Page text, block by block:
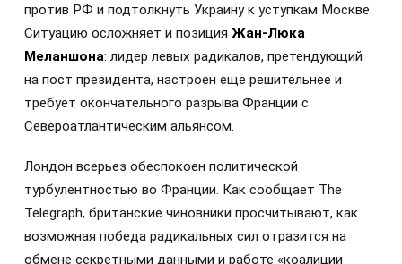
против РФ и подтолкнуть Украину к уступкам Москве.
Ситуацию осложняет и позиция Жан-Люка
Меланшона: лидер левых радикалов, претендующий
на пост президента, настроен еще решительнее и
требует окончательного разрыва Франции с
Североатлантическим альянсом.
Лондон всерьез обеспокоен политической
турбулентностью во Франции. Как сообщает The
Telegraph, британские чиновники просчитывают, как
возможная победа радикальных сил отразится на
обмене секретными данными и работе «коалиции